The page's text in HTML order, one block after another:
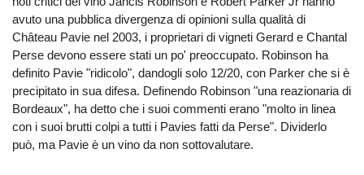
avuto una pubblica divergenza di opinioni sulla qualità di
Château Pavie nel 2003, i proprietari di vigneti Gerard e Chantal
Perse devono essere stati un po' preoccupato. Robinson ha
definito Pavie "ridicolo", dandogli solo 12/20, con Parker che si è
precipitato in sua difesa. Definendo Robinson "una reazionaria di
Bordeaux", ha detto che i suoi commenti erano "molto in linea
con i suoi brutti colpi a tutti i Pavies fatti da Perse". Dividerlo
può, ma Pavie è un vino da non sottovalutare.